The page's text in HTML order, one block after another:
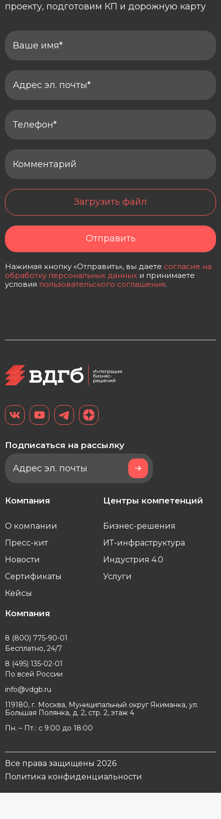
проекту, подготовим КП и дорожную карту
Отправить
Загрузить файл
Нажимая кнопку «Отправить», вы даете согласие на
обработку персональных данных и принимаете
условия пользовательского соглашения.
Подписаться на рассылку
Компания
О компании
Пресс-кит
Новости
Сертификаты
Кейсы
Центры компетенций
Бизнес-решения
ИТ-инфраструктура
Индустрия 4.0
Услуги
Компания
8 (800) 775-90-01
Бесплатно, 24/7
8 (495) 135-02-01
По всей России
info@vdgb.ru
119180, г. Москва, Муниципальный округ Якиманка, ул.
Большая Полянка, д. 2, стр. 2, этаж 4
Пн. – Пт.: с 9:00 до 18:00
Все права защищены 2026
Политика конфиденциальности